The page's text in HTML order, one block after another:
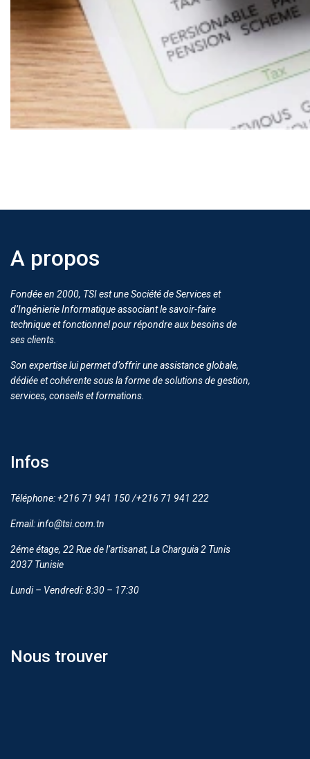
A propos
Fondée en 2000, TSI est une Société de Services et
d’Ingénierie Informatique associant le savoir-faire
technique et fonctionnel pour répondre aux besoins de
ses clients.
Son expertise lui permet d’offrir une assistance globale,
dédiée et cohérente sous la forme de solutions de gestion,
services, conseils et formations.
Infos
Téléphone: +216 71 941 150 /+216 71 941 222
Email: info@tsi.com.tn
2éme étage, 22 Rue de l’artisanat, La Charguia 2 Tunis
2037 Tunisie
Lundi – Vendredi: 8:30 – 17:30
Nous trouver